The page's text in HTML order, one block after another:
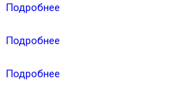
Подробнее
Подробнее
Подробнее